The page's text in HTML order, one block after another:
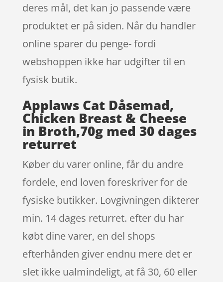
deres mål, det kan jo passende være
produktet er på siden. Når du handler
online sparer du penge- fordi
webshoppen ikke har udgifter til en
fysisk butik.
Applaws Cat Dåsemad,
Chicken Breast & Cheese
in Broth,70g med 30 dages
returret
Køber du varer online, får du andre
fordele, end loven foreskriver for de
fysiske butikker. Lovgivningen dikterer
min. 14 dages returret. efter du har
købt dine varer, en del shops
efterhånden giver endnu mere det er
slet ikke ualmindeligt, at få 30, 60 eller